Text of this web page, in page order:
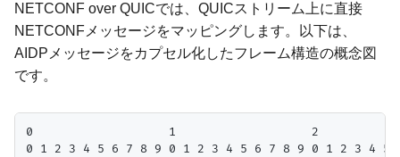
NETCONF over QUICでは、QUICストリーム上に直接
NETCONFメッセージをマッピングします。以下は、
AIDPメッセージをカプセル化したフレーム構造の概念図
です。
0                   1                   2
0 1 2 3 4 5 6 7 8 9 0 1 2 3 4 5 6 7 8 9 0 1 2 3 4 5